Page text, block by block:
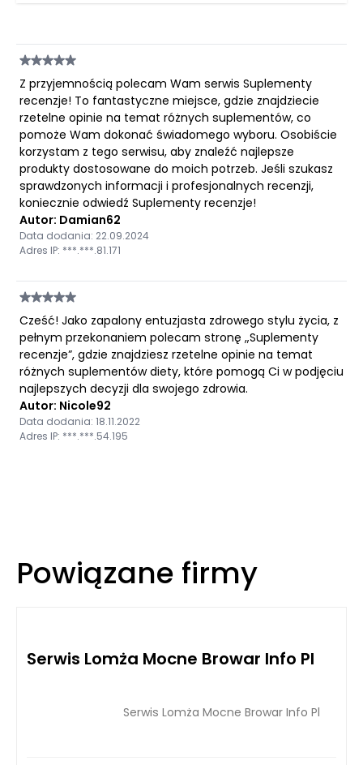
Z przyjemnością polecam Wam serwis Suplementy
recenzje! To fantastyczne miejsce, gdzie znajdziecie
rzetelne opinie na temat różnych suplementów, co
pomoże Wam dokonać świadomego wyboru. Osobiście
korzystam z tego serwisu, aby znaleźć najlepsze
produkty dostosowane do moich potrzeb. Jeśli szukasz
sprawdzonych informacji i profesjonalnych recenzji,
koniecznie odwiedź Suplementy recenzje!
Autor: Damian62
Data dodania: 22.09.2024
Adres IP: ***.***.81.171
Cześć! Jako zapalony entuzjasta zdrowego stylu życia, z
pełnym przekonaniem polecam stronę „Suplementy
recenzje”, gdzie znajdziesz rzetelne opinie na temat
różnych suplementów diety, które pomogą Ci w podjęciu
najlepszych decyzji dla swojego zdrowia.
Autor: Nicole92
Data dodania: 18.11.2022
Adres IP: ***.***.54.195
Powiązane firmy
Serwis Lomża Mocne Browar Info Pl
Serwis Lomża Mocne Browar Info Pl